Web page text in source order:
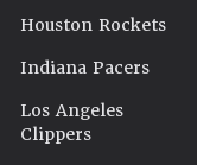
Houston Rockets
Indiana Pacers
Los Angeles
Clippers